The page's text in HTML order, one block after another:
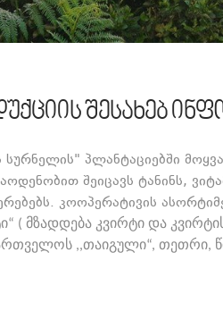
შესახებ
სურნელის" პლანტაციებში
შეიცავს ტანინს,
კოოპერატივის
( მზადდება კვირტი და
,,თაიგული“, თეთრი,